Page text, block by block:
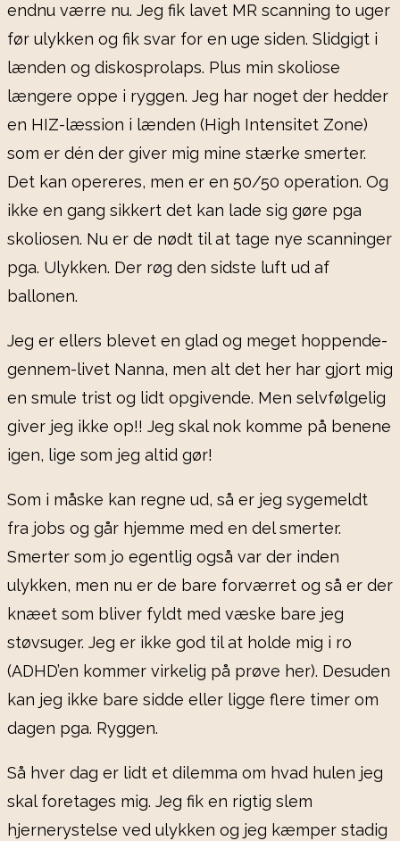
endnu værre nu. Jeg fik lavet MR scanning to uger
før ulykken og fik svar for en uge siden. Slidgigt i
lænden og diskosprolaps. Plus min skoliose
længere oppe i ryggen. Jeg har noget der hedder
en HIZ-læssion i lænden (High Intensitet Zone)
som er dén der giver mig mine stærke smerter.
Det kan opereres, men er en 50/50 operation. Og
ikke en gang sikkert det kan lade sig gøre pga
skoliosen. Nu er de nødt til at tage nye scanninger
pga. Ulykken. Der røg den sidste luft ud af
ballonen.
Jeg er ellers blevet en glad og meget hoppende-
gennem-livet Nanna, men alt det her har gjort mig
en smule trist og lidt opgivende. Men selvfølgelig
giver jeg ikke op!! Jeg skal nok komme på benene
igen, lige som jeg altid gør!
Som i måske kan regne ud, så er jeg sygemeldt
fra jobs og går hjemme med en del smerter.
Smerter som jo egentlig også var der inden
ulykken, men nu er de bare forværret og så er der
knæet som bliver fyldt med væske bare jeg
støvsuger. Jeg er ikke god til at holde mig i ro
(ADHD’en kommer virkelig på prøve her). Desuden
kan jeg ikke bare sidde eller ligge flere timer om
dagen pga. Ryggen.
Så hver dag er lidt et dilemma om hvad hulen jeg
skal foretages mig. Jeg fik en rigtig slem
hjernerystelse ved ulykken og jeg kæmper stadig